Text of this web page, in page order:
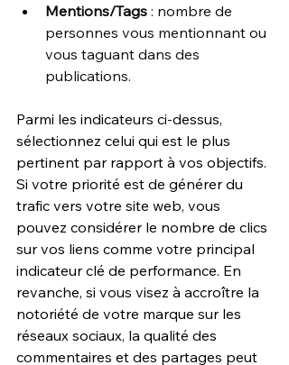
Mentions/Tags : nombre de
personnes vous mentionnant ou
vous taguant dans des
publications.
Parmi les indicateurs ci-dessus,
sélectionnez celui qui est le plus
pertinent par rapport à vos objectifs.
Si votre priorité est de générer du
trafic vers votre site web, vous
pouvez considérer le nombre de clics
sur vos liens comme votre principal
indicateur clé de performance. En
revanche, si vous visez à accroître la
notoriété de votre marque sur les
réseaux sociaux, la qualité des
commentaires et des partages peut